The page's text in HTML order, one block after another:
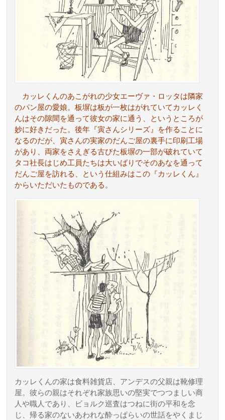
カッレくんのあこがれの少女エーヴァ・ロッタは隣家
のパン屋の愛娘。板塀は板が一枚はがれていてカッレく
んはその隙間を通って彼女の家に通う、というところが
妙に好きだった。後年『寅さんシリーズ』を作ることに
なるのだが、寅さんの実家のだんご屋の裏手に印刷工場
があり、両家をさえぎる古びた板塀の一部が破れていて
タコ社長はじめ工員たちは大いばりでそのあなを通って
だんご屋を訪れる、という仕組みはこの『カッレくん』
からいただいたものである。
カッレくんの家は食料雑貨店、アンデスの父親は靴修理
屋。彼らの親はそれぞれ家族思いの堅実でつつましい商
人や職人であり、ビョルク巡査はつねに街の平和を念
じ、帰る家のないあわれな酔っぱらいの世話をやくまじ